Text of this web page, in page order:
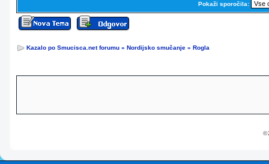
Pokaži sporočila:
Kazalo po Smucisca.net forumu » Nordijsko smučanje » Rogla
©